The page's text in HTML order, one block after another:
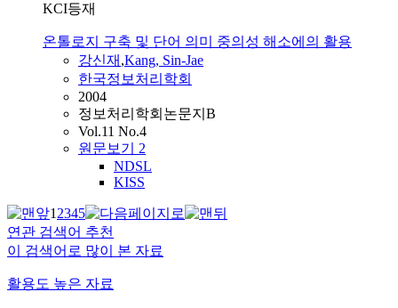
KCI등재
온톨로지 구축 및 단어 의미 중의성 해소에의 활용
강신재 ,Kang, Sin-Jae
한국정보처리학회
2004
정보처리학회논문지B
Vol.11 No.4
원문보기 2
NDSL
KISS
12345
연관 검색어 추천
이 검색어로 많이 본 자료
활용도 높은 자료